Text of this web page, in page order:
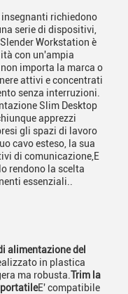
insegnanti richiedono
serie di dispositivi,
Workstation è
con un'ampia
importa la marca o
attivi e concentrati
senza interruzioni.
Slim Desktop
apprezzi
gli spazi di lavoro
cavo esteso, la sua
di comunicazione,E
rendono la scelta
essenziali..
alimentazione del
in plastica
ma robusta. Trim la
E' compatibile